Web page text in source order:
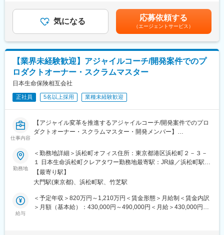
■職務詳細
・生命保険営業における課題の分析
・業務要件定義、システム化方式の検討
－社内各部門との折衝を通じた合意形成や取りまとめ
－社外サービス利用の検討やベンダーコントロール 等
■具体的なプロジェクト
・営業職員端末を含めた大型システムリニューアル
・新商品開発 等
■組織概要
営業職員活動の企画・執行及びシステム開発を担う「営業開発
保険営業やシステム開発、データサイエンス等それぞれの分野に
知見のあるメンバーが在籍しており、それぞれの強みを生かしつ
つ、協力しながら案件を推進しています。
本人希望や適性、機能発揮状況等を踏まえ、グループ会社への出
向も含めたIT領域内でのローテションを想定しております。
気になる 応募依頼する
（エージェントサービス）
【業界未経験歓迎】アジャイルコーチ/開発案件でのプ
ロダクトオーナー・スクラムマスター
日本生命保険相互会社
正社員 5名以上採用 業種未経験歓迎
仕事内容
【アジャイル変革を推進するアジャイルコーチ/開発案件でのプロ
ダクトオーナー・スクラムマスター・開発メンバー】
■職務概要
当社では、中期経営計画の中でIT・DXを明確に柱の一つとして掲
げ、力を入れて取り組んでいます。
今後、更なる事業成長に向けて大規模な資源投下を予定してお
り、変革や将来の成長に向けた挑戦的なプロジェクトに優先して
投資していきます。
その中でアジャイルを適用する開発案件の拡大やエンタープライ
ズアジャイルの実現を目指しており、当社ではIT・DXを軸に幅広
勤務地
＜勤務地詳細＞浜松町オフィス住所：東京都港区浜松町２－３－
１ 日本生命浜松町クレアタワー勤務地最寄駅：JR線／浜松町駅受
動喫煙対策：屋内全面禁煙変更の範囲：会社の定める事業所
【最寄り駅】
大門駅(東京都)、浜松町駅、竹芝駅
給与
＜予定年収＞820万円～1,210万円＜賃金形態＞月給制＜賃金内訳
＞月額（基本給）：430,000円～490,000円＜月給＞430,000円～